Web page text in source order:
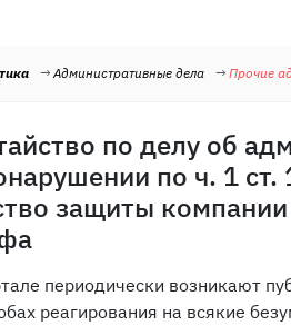
Административные дела Прочие
по делу об
по ч. 1
защиты
периодически возникают
реагирования на всякие